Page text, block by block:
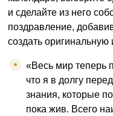
и сделайте из него
поздравление,
создать оригинальную
«Весь мир теперь
что я в долгу
знания, которые
пока жив. Всего